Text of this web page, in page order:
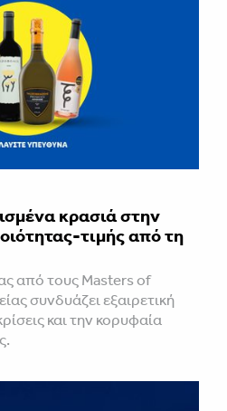
κρασιά στην
τιμής από τη
από τους Masters of
συνδυάζει εξαιρετική
και την κορυφαία